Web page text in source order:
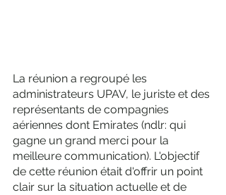
La réunion a regroupé les
administrateurs UPAV, le juriste et des
représentants de compagnies
aériennes dont Emirates (ndlr: qui
gagne un grand merci pour la
meilleure communication). L'objectif
de cette réunion était d'offrir un point
clair sur la situation actuelle et de